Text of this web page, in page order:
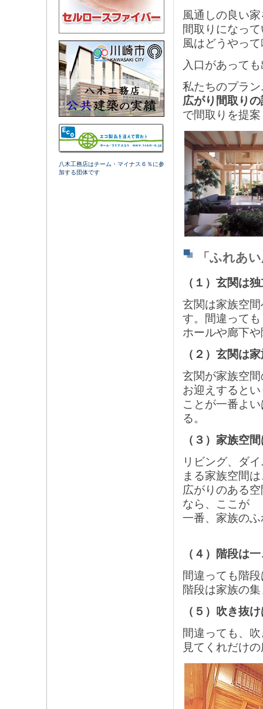
八木工務店はチーム・マイナス６％に参
加する団体です
風通しの良い
間取りになっ
風はどうやっ
入口があって
私たちのプラ
広がり間取り
で間取りを提
「ふれあ
（１）玄関は
玄関は家族空
す。間違っても
ホールや廊下
（２）玄関は
玄関が家族空
お迎えするとい
ことが一番よ
る。
（３）家族空
リビング、ダ
まる家族空間
広がりのある
なら、ここが
一番、家族の
（４）階段は
間違っても階
階段は家族の
（５）吹き抜
間違っても、
見てくれだけ